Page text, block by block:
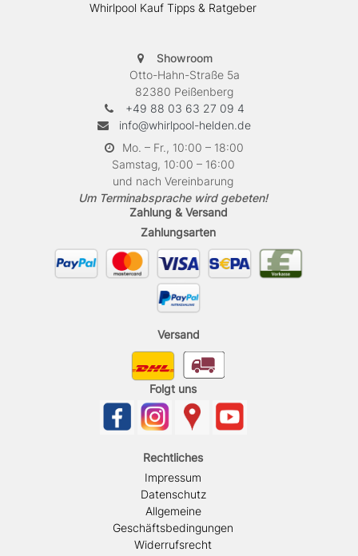
Whirlpool Kauf Tipps & Ratgeber
Showroom
Otto-Hahn-Straße 5a
82380 Peißenberg
+49 88 03 63 27 09 4
info@whirlpool-helden.de
Mo. – Fr., 10:00 – 18:00
Samstag, 10:00 – 16:00
und nach Vereinbarung
Um Terminabsprache wird gebeten!
Zahlung & Versand
Zahlungsarten
Versand
Folgt uns
Rechtliches
Impressum
Datenschutz
Allgemeine
Geschäftsbedingungen
Widerrufsrecht